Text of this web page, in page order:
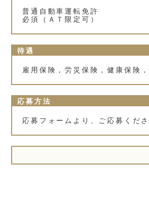
普通自動車運転免許
必須（ＡＴ限定可）
待遇
雇用保険，労災保険，健康保険
応募方法
応募フォームより、ご応募くださ